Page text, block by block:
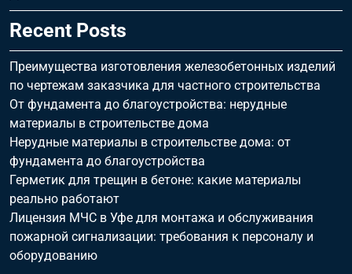
Recent Posts
Преимущества изготовления железобетонных изделий
по чертежам заказчика для частного строительства
От фундамента до благоустройства: нерудные
материалы в строительстве дома
Нерудные материалы в строительстве дома: от
фундамента до благоустройства
Герметик для трещин в бетоне: какие материалы
реально работают
Лицензия МЧС в Уфе для монтажа и обслуживания
пожарной сигнализации: требования к персоналу и
оборудованию